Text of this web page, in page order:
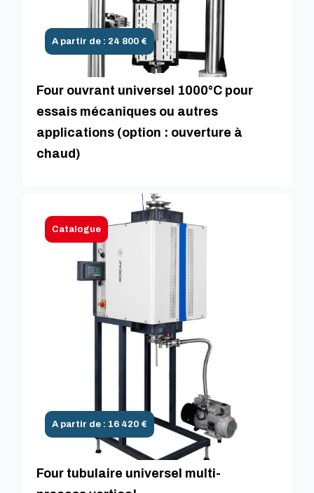
A partir de : 24 800 €
Four ouvrant universel 1000°C pour
essais mécaniques ou autres
applications (option : ouverture à
chaud)
Catalogue
A partir de : 16 420 €
Four tubulaire universel multi-